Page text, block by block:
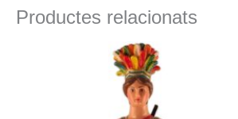
Productes relacionats